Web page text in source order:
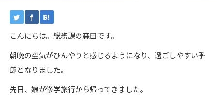
こんにちは。総務課の森田です。
朝晩の空気がひんやりと感じるようになり、過ごしやすい季
節となりました。
先日、娘が修学旅行から帰ってきました。